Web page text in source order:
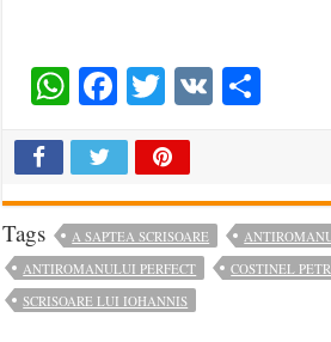
WhatsApp
Facebook
Twitter
VK
Tags A SAPTEA SCRISOARE
ANTIROMANULUI PERFECT
COSTINEL
SCRISOARE LUI IOHANNIS